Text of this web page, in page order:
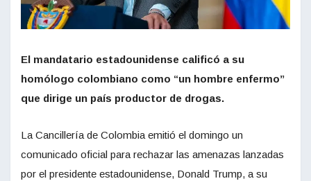
El mandatario estadounidense calificó a su
homólogo colombiano como “un hombre enfermo”
que dirige un país productor de drogas.
La Cancillería de Colombia emitió el domingo un
comunicado oficial para rechazar las amenazas lanzadas
por el presidente estadounidense, Donald Trump, a su